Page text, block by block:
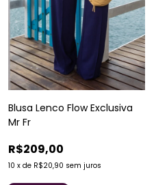
Blusa Lenco Flow Exclusiva
Mr Fr
R$209,00
10 x de R$20,90 sem juros